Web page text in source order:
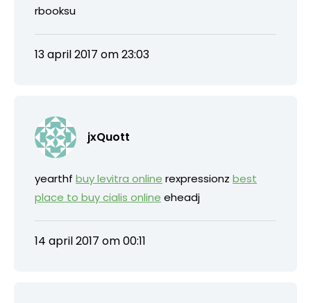
rbooksu
13 april 2017 om 23:03
jxQuott
yearthf buy levitra online rexpressionz best
place to buy cialis online eheadj
14 april 2017 om 00:11